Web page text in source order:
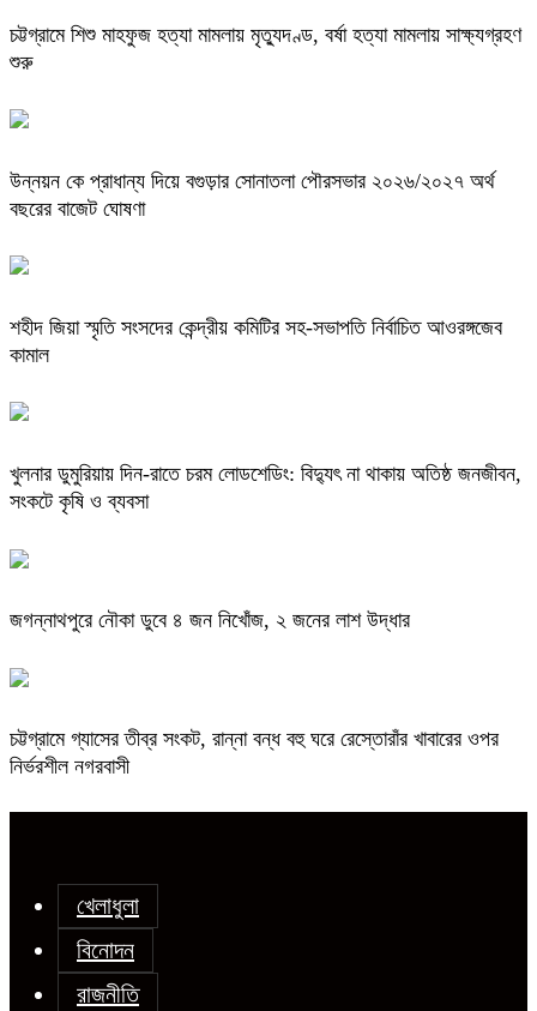
চট্টগ্রামে শিশু মাহফুজ হত্যা মামলায় মৃত্যুদণ্ড, বর্ষা হত্যা মামলায় সাক্ষ্যগ্রহণ
শুরু
উন্নয়ন কে প্রাধান্য দিয়ে বগুড়ার সোনাতলা পৌরসভার ২০২৬/২০২৭ অর্থ
বছরের বাজেট ঘোষণা
শহীদ জিয়া স্মৃতি সংসদের কেন্দ্রীয় কমিটির সহ-সভাপতি নির্বাচিত আওরঙ্গজেব
কামাল
খুলনার ডুমুরিয়ায় দিন-রাতে চরম লোডশেডিং: বিদ্যুৎ না থাকায় অতিষ্ঠ জনজীবন,
সংকটে কৃষি ও ব্যবসা
জগন্নাথপুরে নৌকা ডুবে ৪ জন নিখোঁজ, ২ জনের লাশ উদ্ধার
চট্টগ্রামে গ্যাসের তীব্র সংকট, রান্না বন্ধ বহু ঘরে রেস্তোরাঁর খাবারের ওপর
নির্ভরশীল নগরবাসী
খেলাধুলা
বিনোদন
রাজনীতি